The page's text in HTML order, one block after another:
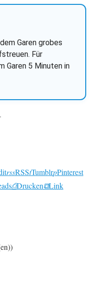
Garen grobes
Für
Garen 5 Minuten in
rssRSStTumblrpPinterest
⎙Drucken⧉Link